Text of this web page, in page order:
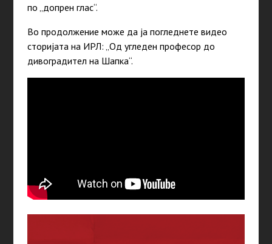
по „допрен глас“.
Во продолжение може да ја погледнете видео
сторијата на ИРЛ: „Од угледен професор до
дивоградител на Шапка“.